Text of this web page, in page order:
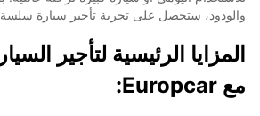
والودود، ستحصل على تجربة تأجير سيارة
المزايا الرئيسية لتأجير
مع Europcar: